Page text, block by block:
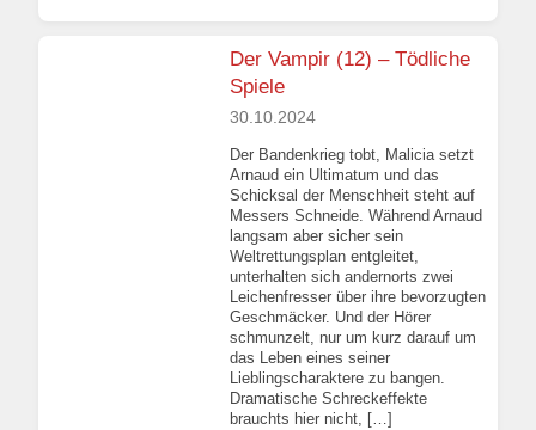
Der Vampir (12) – Tödliche
Spiele
30.10.2024
Der Bandenkrieg tobt, Malicia setzt
Arnaud ein Ultimatum und das
Schicksal der Menschheit steht auf
Messers Schneide. Während Arnaud
langsam aber sicher sein
Weltrettungsplan entgleitet,
unterhalten sich andernorts zwei
Leichenfresser über ihre bevorzugten
Geschmäcker. Und der Hörer
schmunzelt, nur um kurz darauf um
das Leben eines seiner
Lieblingscharaktere zu bangen.
Dramatische Schreckeffekte
brauchts hier nicht, […]